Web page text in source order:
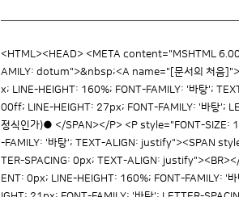
<HTML><HEAD> <META content="MSHTML
AMILY: dotum">&nbsp;<A name="[문서의 처음
x; LINE-HEIGHT: 160%; FONT-FAMILY: '바탕';
00ff; LINE-HEIGHT: 27px; FONT-FAMILY: '바탕';
정식인가)● </SPAN></P> <P style="FONT-SIZE:
-FAMILY: '바탕'; TEXT-ALIGN: justify"><SPAN
TER-SPACING: 0px; TEXT-ALIGN:
ENT: 0px; LINE-HEIGHT: 160%; FONT-FAMILY: '